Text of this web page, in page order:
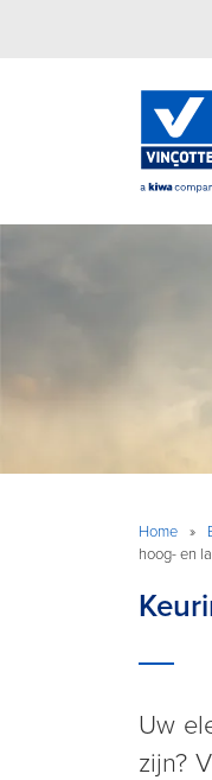
Home »
hoog- en
Uw
zijn?